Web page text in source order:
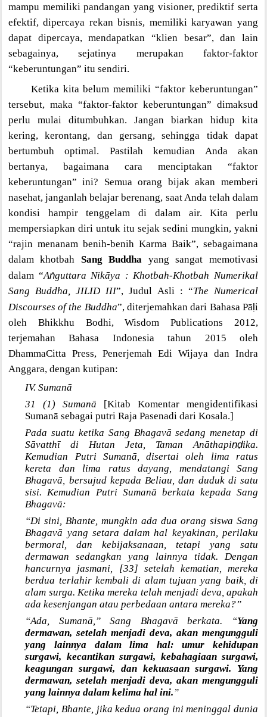
mampu memiliki pandangan yang visioner, prediktif serta
efektif, dipercaya rekan bisnis, memiliki karyawan yang
dapat dipercaya, mendapatkan “klien besar”, dan lain
sebagainya, sejatinya merupakan faktor-faktor
“keberuntungan” itu sendiri.
Ketika kita belum memiliki “faktor keberuntungan”
tersebut, maka “faktor-faktor keberuntungan” dimaksud
perlu mulai ditumbuhkan. Jangan biarkan hidup kita
kering, kerontang, dan gersang, sehingga tidak dapat
bertumbuh optimal. Pastilah kemudian Anda akan
bertanya, bagaimana cara menciptakan “faktor
keberuntungan” ini? Semua orang bijak akan memberi
nasehat, janganlah belajar berenang, saat Anda telah dalam
kondisi hampir tenggelam di dalam air. Kita perlu
mempersiapkan diri untuk itu sejak sedini mungkin, yakni
“rajin menanam benih-benih Karma Baik”, sebagaimana
dalam khotbah Sang Buddha yang sangat memotivasi
dalam “Aṅguttara Nikāya : Khotbah-Khotbah Numerikal
Sang Buddha, JILID III”, Judul Asli : “The Numerical
Discourses of the Buddha”, diterjemahkan dari Bahasa Pāḷi
oleh Bhikkhu Bodhi, Wisdom Publications 2012,
terjemahan Bahasa Indonesia tahun 2015 oleh
DhammaCitta Press, Penerjemah Edi Wijaya dan Indra
Anggara, dengan kutipan:
IV. Sumanā
31 (1) Sumanā [Kitab Komentar mengidentifikasi
Sumanā sebagai putri Raja Pasenadi dari Kosala.]
Pada suatu ketika Sang Bhagavā sedang menetap di
Sāvatthī di Hutan Jeta, Taman Anāthapiṇḍika.
Kemudian Putri Sumanā, disertai oleh lima ratus
kereta dan lima ratus dayang, mendatangi Sang
Bhagavā, bersujud kepada Beliau, dan duduk di satu
sisi. Kemudian Putri Sumanā berkata kepada Sang
Bhagavā:
“Di sini, Bhante, mungkin ada dua orang siswa Sang
Bhagavā yang setara dalam hal keyakinan, perilaku
bermoral, dan kebijaksanaan, tetapi yang satu
dermawan sedangkan yang lainnya tidak. Dengan
hancurnya jasmani, [33] setelah kematian, mereka
berdua terlahir kembali di alam tujuan yang baik, di
alam surga. Ketika mereka telah menjadi deva, apakah
ada kesenjangan atau perbedaan antara mereka?”
“Ada, Sumanā,” Sang Bhagavā berkata. “Yang
dermawan, setelah menjadi deva, akan mengungguli
yang lainnya dalam lima hal: umur kehidupan
surgawi, kecantikan surgawi, kebahagiaan surgawi,
keagungan surgawi, dan kekuasaan surgawi. Yang
dermawan, setelah menjadi deva, akan mengungguli
yang lainnya dalam kelima hal ini.”
“Tetapi, Bhante, jika kedua orang ini meninggal dunia